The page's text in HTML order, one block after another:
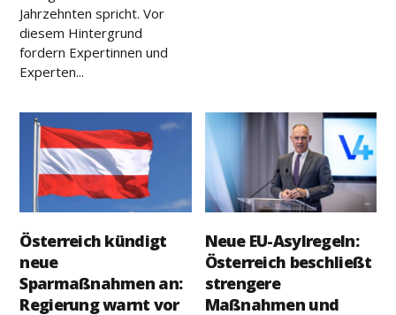
Jahrzehnten spricht. Vor
diesem Hintergrund
fordern Expertinnen und
Experten...
Österreich kündigt
neue
Sparmaßnahmen an:
Regierung warnt vor
Neue EU-Asylregeln:
Österreich beschließt
strengere
Maßnahmen und